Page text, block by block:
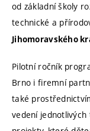
od základní školy
technické a
Jihomoravského
Pilotní ročník
Brno i firemní
také
vedení